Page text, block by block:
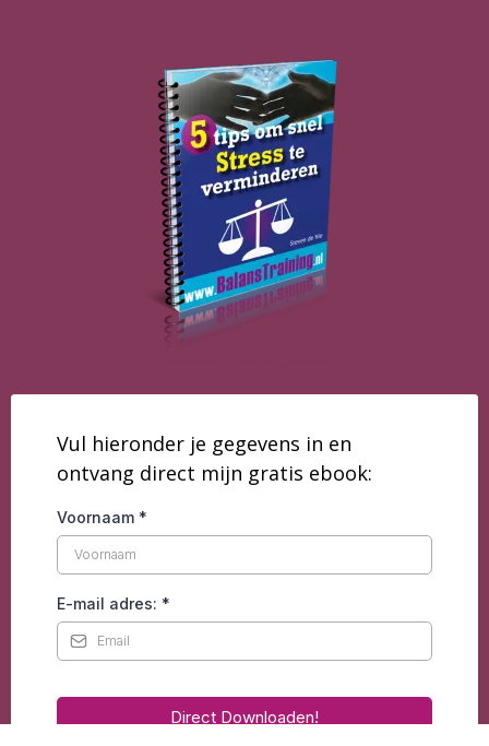
Vul hieronder je gegevens in en
ontvang direct mijn gratis ebook:
Voornaam *
E-mail adres: *
Direct Downloaden!